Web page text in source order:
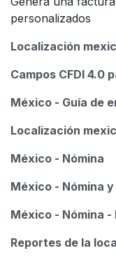
personalizados
Localización
Campos CFDI 4.0
México - Guía de
Localización
México - Nómina
México - Nómina
México - Nómina -
Reportes de la